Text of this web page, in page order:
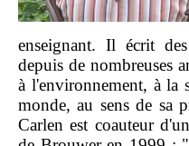
enseignant. Il écrit
depuis de nombreuses
à l'environnement, à la
monde, au sens de sa
Carlen est coauteur